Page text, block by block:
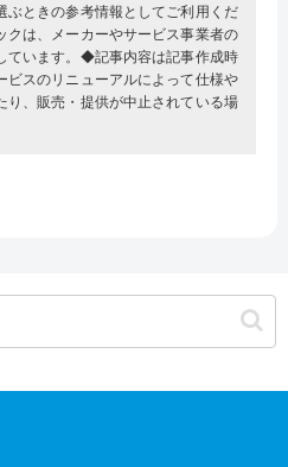
ぶときの参考情報としてご利用くだ
は、メーカーやサービス事業者の
ています。◆記事内容は記事作成時
ビスのリニューアルによって仕様や
り、販売・提供が中止されている場